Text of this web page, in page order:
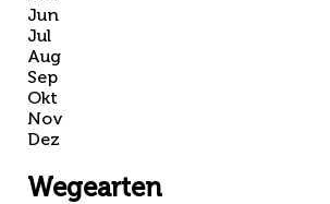
Jun
Jul
Aug
Sep
Okt
Nov
Dez
Wegearten